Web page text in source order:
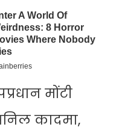
मोंटी
कादमा,